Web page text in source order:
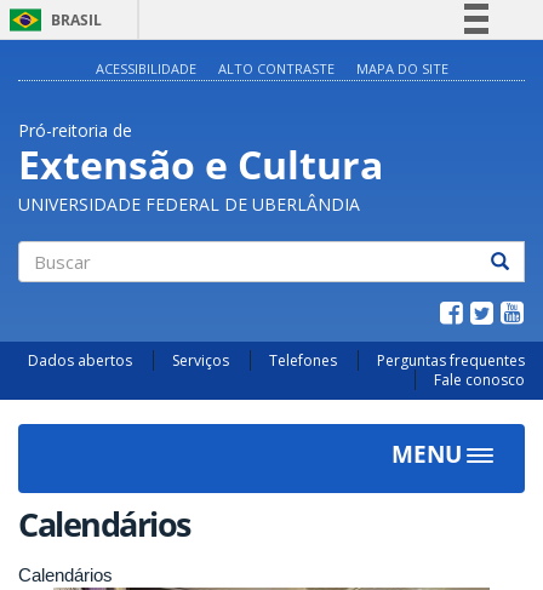
BRASIL
Acesso à informação
Legislação
Canais
ACESSIBILIDADE ALTO CONTRASTE MAPA DO SITE
Pró-reitoria de
Extensão e Cultura
UNIVERSIDADE FEDERAL DE UBERLÂNDIA
Dados abertos Serviços Telefones
Perguntas frequentes
Fale conosco
MENU
Toggle
Calendários
Calendários